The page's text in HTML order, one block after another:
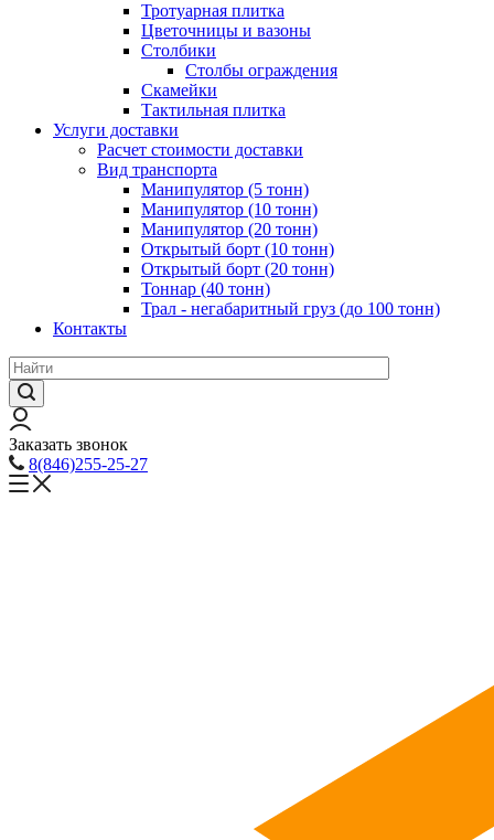
Тротуарная плитка
Цветочницы и вазоны
Столбики
Столбы ограждения
Скамейки
Тактильная плитка
Услуги доставки
Расчет стоимости доставки
Вид транспорта
Манипулятор (5 тонн)
Манипулятор (10 тонн)
Манипулятор (20 тонн)
Открытый борт (10 тонн)
Открытый борт (20 тонн)
Тоннар (40 тонн)
Трал - негабаритный груз (до 100 тонн)
Контакты
Заказать звонок
8(846)255-25-27